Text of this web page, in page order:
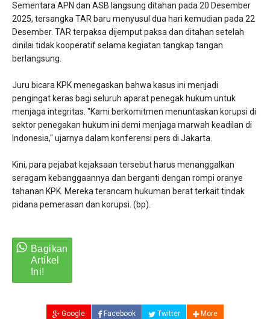
Sementara APN dan ASB langsung ditahan pada 20 Desember
2025, tersangka TAR baru menyusul dua hari kemudian pada 22
Desember. TAR terpaksa dijemput paksa dan ditahan setelah
dinilai tidak kooperatif selama kegiatan tangkap tangan
berlangsung.
​Juru bicara KPK menegaskan bahwa kasus ini menjadi
pengingat keras bagi seluruh aparat penegak hukum untuk
menjaga integritas. "Kami berkomitmen menuntaskan korupsi di
sektor penegakan hukum ini demi menjaga marwah keadilan di
Indonesia," ujarnya dalam konferensi pers di Jakarta.
​Kini, para pejabat kejaksaan tersebut harus menanggalkan
seragam kebanggaannya dan berganti dengan rompi oranye
tahanan KPK. Mereka terancam hukuman berat terkait tindak
pidana pemerasan dan korupsi. (bp).
Google Facebook Twitter More